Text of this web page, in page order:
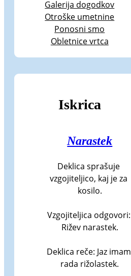
Galerija dogodkov
Otroške umetnine
Ponosni smo
Obletnice vrtca
Iskrica
Narastek
Deklica sprašuje
vzgojiteljico, kaj je za
kosilo.
Vzgojiteljica odgovori:
Rižev narastek.
Deklica reče: Jaz imam
rada rižolastek.